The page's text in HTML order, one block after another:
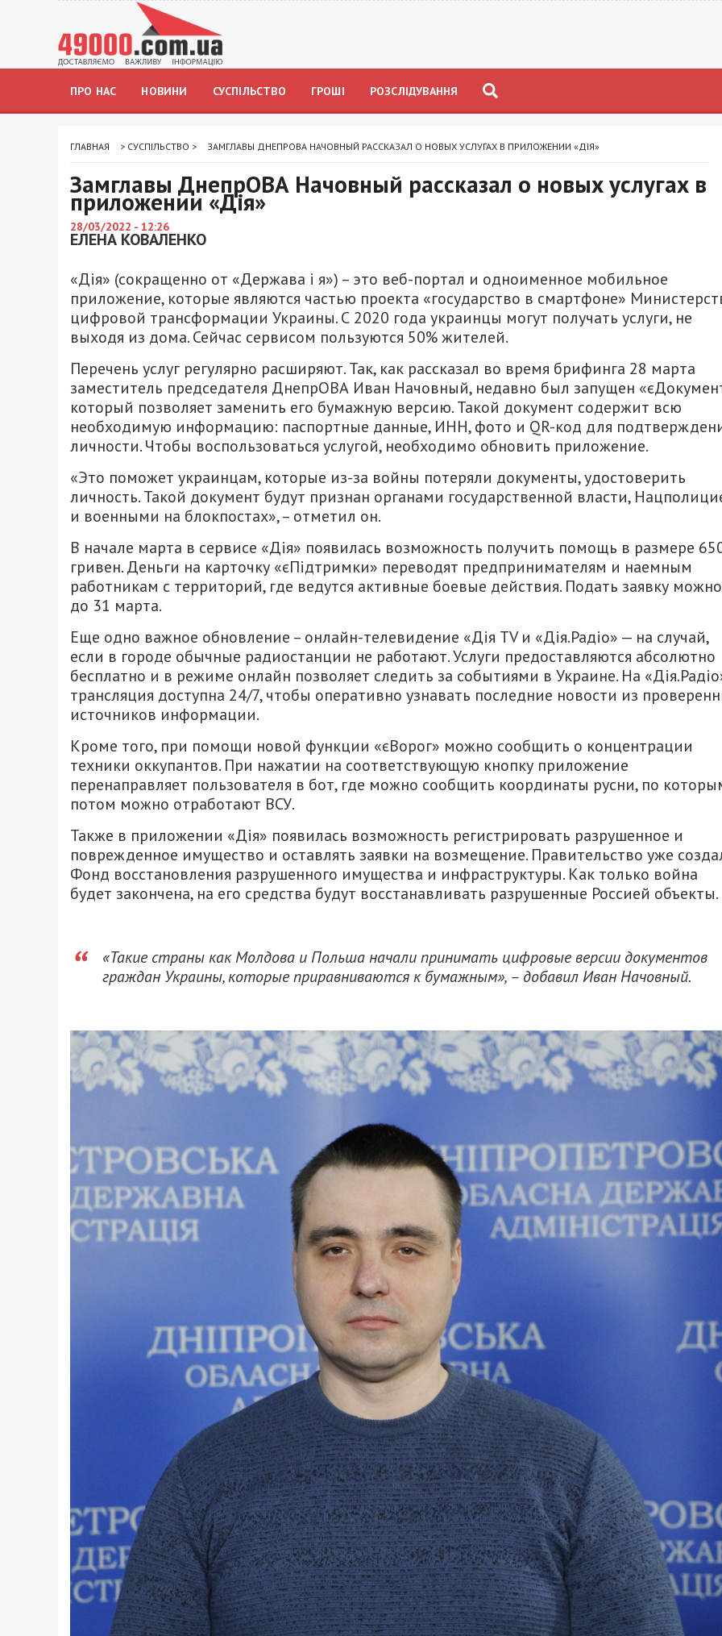
ПРО НАС НОВИНИ СУСПІЛЬСТВО ГРОШІ РОЗСЛІДУВАННЯ
ГЛАВНАЯ > СУСПІЛЬСТВО > ЗАМГЛАВЫ ДНЕПРОВА НАЧОВНЫЙ РАССКАЗАЛ О НОВЫХ УСЛУГАХ В ПРИЛОЖЕНИИ «ДІЯ»
Замглавы ДнепрОВА Начовный рассказал о новых услугах в
приложении «Дія»
28/03/2022 - 12:26
ЕЛЕНА КОВАЛЕНКО
«Дія» (сокращенно от «Держава і я») – это веб-портал и одноименное мобильное
приложение, которые являются частью проекта «государство в смартфоне»
цифровой трансформации Украины. С 2020 года украинцы могут получать услуги, не
выходя из дома. Сейчас сервисом пользуются 50% жителей.
Перечень услуг регулярно расширяют. Так, как рассказал во время брифинга 28 марта
заместитель председателя ДнепрОВА Иван Начовный, недавно был запущен
который позволяет заменить его бумажную версию. Такой документ содержит всю
необходимую информацию: паспортные данные, ИНН, фото и QR-код для
личности. Чтобы воспользоваться услугой, необходимо обновить приложение.
«Это поможет украинцам, которые из-за войны потеряли документы, удостоверить
личность. Такой документ будут признан органами государственной власти,
и военными на блокпостах», – отметил он.
В начале марта в сервисе «Дія» появилась возможность получить помощь в размере
гривен. Деньги на карточку «єПідтримки» переводят предпринимателям и наемным
работникам с территорий, где ведутся активные боевые действия. Подать заявку можно
до 31 марта.
Еще одно важное обновление – онлайн-телевидение «Дія TV и «Дія.Радіо» — на случай,
если в городе обычные радиостанции не работают. Услуги предоставляются абсолютно
бесплатно и в режиме онлайн позволяет следить за событиями в Украине. На
трансляция доступна 24/7, чтобы оперативно узнавать последние новости из
источников информации.
Кроме того, при помощи новой функции «єВорог» можно сообщить о концентрации
техники оккупантов. При нажатии на соответствующую кнопку приложение
перенаправляет пользователя в бот, где можно сообщить координаты русни, по
потом можно отработают ВСУ.
Также в приложении «Дія» появилась возможность регистрировать разрушенное и
поврежденное имущество и оставлять заявки на возмещение. Правительство уже
Фонд восстановления разрушенного имущества и инфраструктуры. Как только война
будет закончена, на его средства будут восстанавливать разрушенные Россией объекты.
«Такие страны как Молдова и Польша начали принимать цифровые версии документов
граждан Украины, которые приравниваются к бумажным», – добавил Иван Начовный.